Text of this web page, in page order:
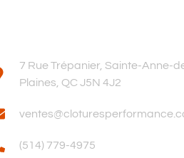
7 Rue Trépanier, Sainte-Anne-
Plaines, QC J5N 4J2
(514) 779-4975